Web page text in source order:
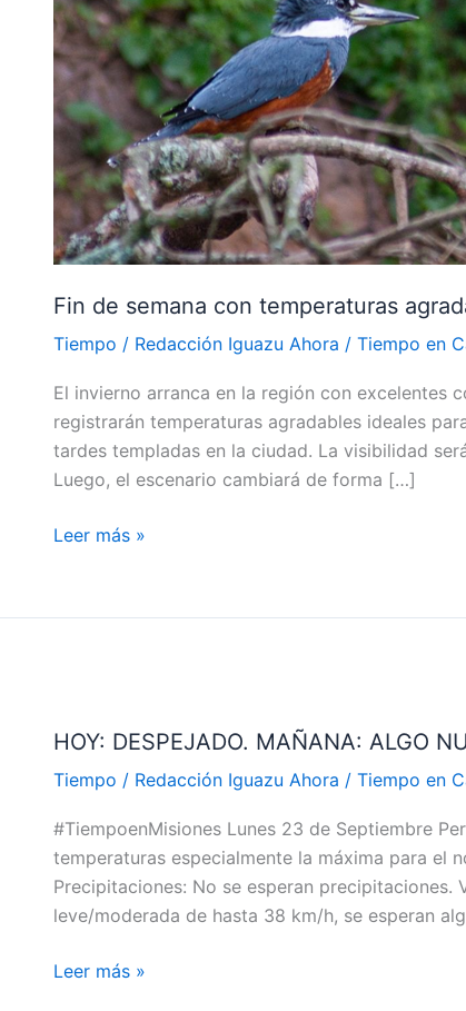
Fin de semana con temperaturas
Tiempo / Redacción Iguazu Ahora / Tiempo en
El invierno arranca en la región con excelentes
registrarán temperaturas agradables ideales
tardes templadas en la ciudad. La visibilidad
Luego, el escenario cambiará de forma […]
temperaturas
agradables
en
Iguazú
antes
de
un
cambio
del
Leer más »
HOY: DESPEJADO. MAÑANA: ALGO
Tiempo / Redacción Iguazu Ahora / Tiempo en
#TiempoenMisiones Lunes 23 de Septiembre
temperaturas especialmente la máxima para el
Precipitaciones: No se esperan precipitaciones.
leve/moderada de hasta 38 km/h, se esperan
MAÑANA:
ALGO
MIÉRCOLES:
ALGO
NUBLADO
Leer más »